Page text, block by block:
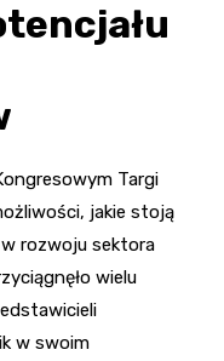
Targi
jakie stoją
rozwoju sektora
wielu
w swoim